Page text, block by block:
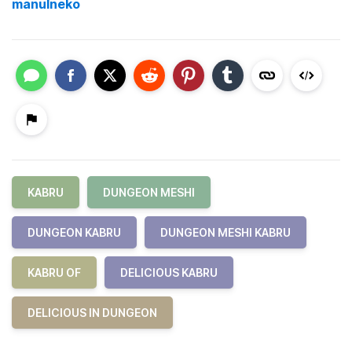
manulneko
KABRU DUNGEON MESHI
DUNGEON KABRU DUNGEON MESHI KABRU
KABRU OF DELICIOUS KABRU
DELICIOUS IN DUNGEON